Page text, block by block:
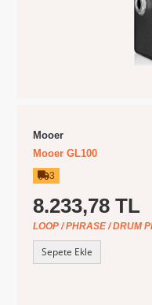
Mooer
Mooer GL100
3
8.233,78 TL
LOOP / PHRASE / DRUM
Sepete Ekle